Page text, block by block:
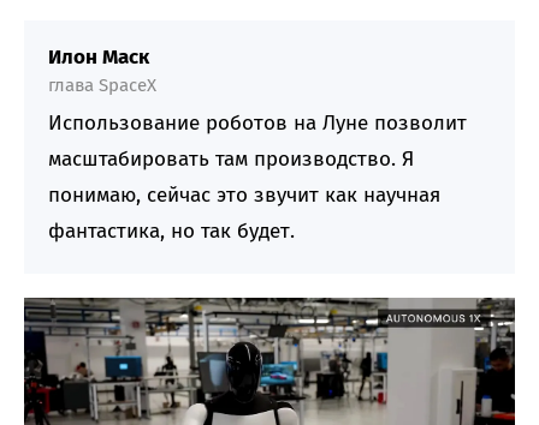
Илон Маск
глава SpaceX
Использование роботов на Луне позволит
масштабировать там производство. Я
понимаю, сейчас это звучит как научная
фантастика, но так будет.